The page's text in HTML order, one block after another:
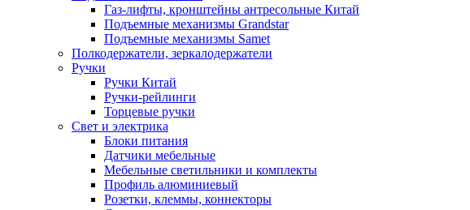
Газ-лифты, кронштейны антресольные Китай
Подъемные механизмы Grandstar
Подъемные механизмы Samet
Полкодержатели, зеркалодержатели
Ручки
Ручки Китай
Ручки-рейлинги
Торцевые ручки
Свет и электрика
Блоки питания
Датчики мебельные
Мебельные светильники и комплекты
Профиль алюминиевый
Розетки, клеммы, коннекторы